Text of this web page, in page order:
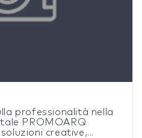
professionalità nella
PROMOARQ
creative,...